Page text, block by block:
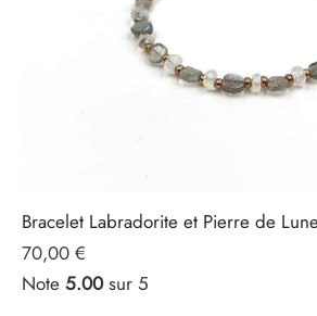
Bracelet Labradorite et Pierre de
70,00 €
Note 5.00sur 5